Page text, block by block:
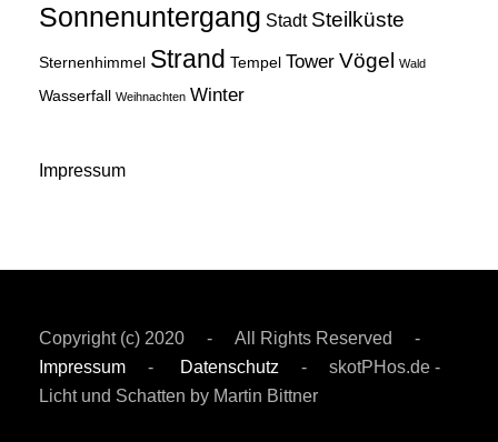
Sonnenuntergang Stadt Steilküste
Sternenhimmel Strand Tempel Tower Vögel Wald
Wasserfall Weihnachten Winter
Impressum
Copyright (c) 2020 - All Rights Reserved -
Impressum - Datenschutz - skotPHos.de -
Licht und Schatten by Martin Bittner